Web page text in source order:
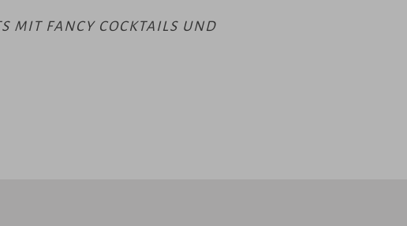
MIT FANCY COCKTAILS UND